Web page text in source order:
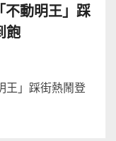
不動明王」踩
飽
王」踩街熱鬧登